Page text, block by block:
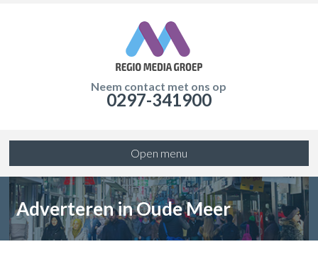
Neem contact met ons op
0297-341900
Open menu
Adverteren in Oude Meer